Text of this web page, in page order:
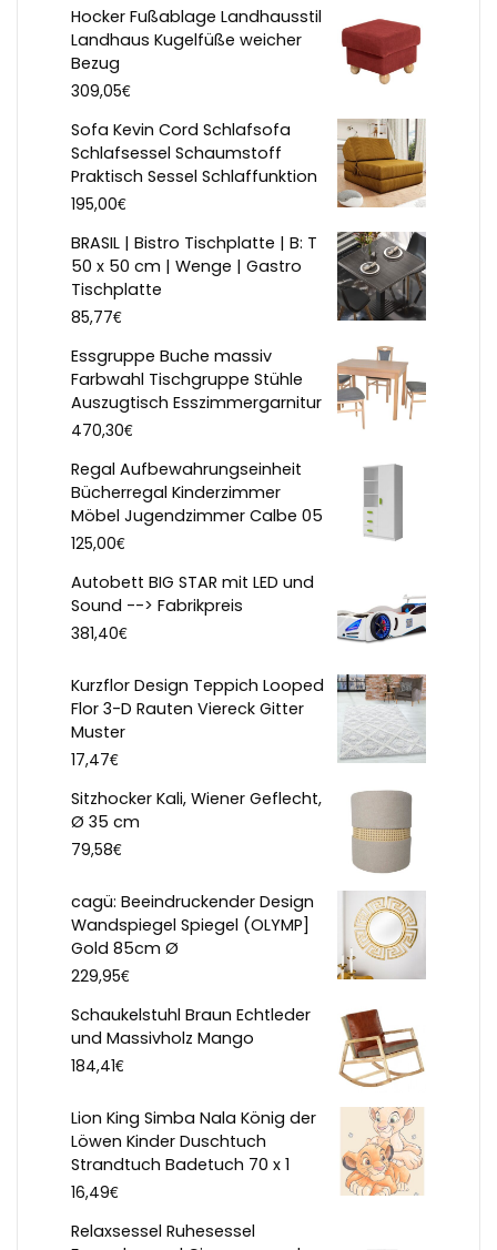
Hocker Fußablage Landhausstil
Landhaus Kugelfüße weicher
Bezug
309,05€
Sofa Kevin Cord Schlafsofa
Schlafsessel Schaumstoff
Praktisch Sessel Schlaffunktion
195,00€
BRASIL | Bistro Tischplatte | B: T
50 x 50 cm | Wenge | Gastro
Tischplatte
85,77€
Essgruppe Buche massiv
Farbwahl Tischgruppe Stühle
Auszugtisch Esszimmergarnitur
470,30€
Regal Aufbewahrungseinheit
Bücherregal Kinderzimmer
Möbel Jugendzimmer Calbe 05
125,00€
Autobett BIG STAR mit LED und
Sound --> Fabrikpreis
381,40€
Kurzflor Design Teppich Looped
Flor 3-D Rauten Viereck Gitter
Muster
17,47€
Sitzhocker Kali, Wiener Geflecht,
Ø 35 cm
79,58€
cagü: Beeindruckender Design
Wandspiegel Spiegel (OLYMP]
Gold 85cm Ø
229,95€
Schaukelstuhl Braun Echtleder
und Massivholz Mango
184,41€
Lion King Simba Nala König der
Löwen Kinder Duschtuch
Strandtuch Badetuch 70 x 1
16,49€
Relaxsessel Ruhesessel